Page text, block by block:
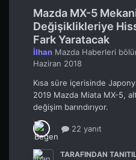
Mazda MX-5
Değişiklikleriye
Fark Yaratacak
İlhan Mazda Haberleri
Haziran 2018
Kısa süre içerisinde
2019 Mazda Miata MX-5,
değişim barındırıyor.
22 yanıt
TARAFINDAN